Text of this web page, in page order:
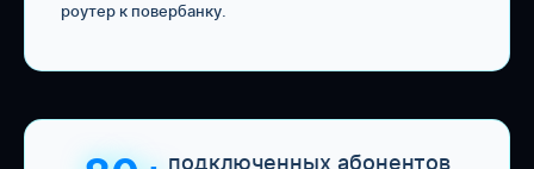
роутер к повербанку.
подключенных абонентов